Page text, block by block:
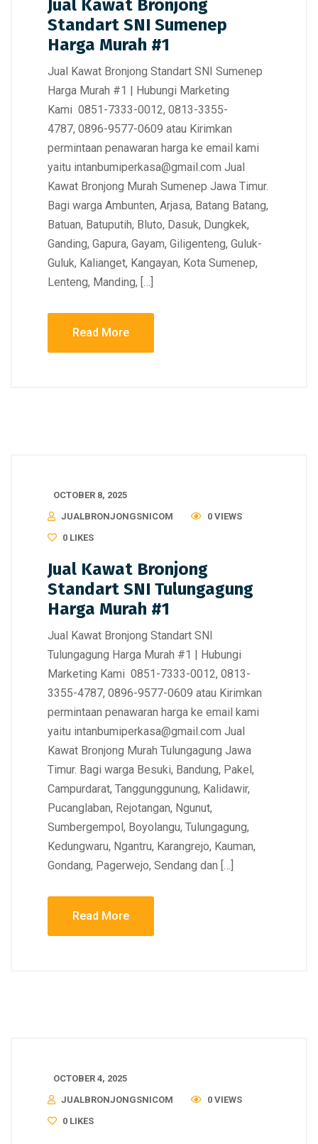
Jual Kawat Bronjong
Standart SNI Sumenep
Harga Murah #1
Jual Kawat Bronjong Standart SNI Sumenep
Harga Murah #1 | Hubungi Marketing
Kami 0851-7333-0012, 0813-3355-
4787, 0896-9577-0609 atau Kirimkan
permintaan penawaran harga ke email kami
yaitu intanbumiperkasa@gmail.com Jual
Kawat Bronjong Murah Sumenep Jawa Timur.
Bagi warga Ambunten, Arjasa, Batang Batang,
Batuan, Batuputih, Bluto, Dasuk, Dungkek,
Ganding, Gapura, Gayam, Giligenteng, Guluk-
Guluk, Kalianget, Kangayan, Kota Sumenep,
Lenteng, Manding, […]
Read More
OCTOBER 8, 2025
JUALBRONJONGSNICOM
0 VIEWS
0 LIKES
Jual Kawat Bronjong
Standart SNI Tulungagung
Harga Murah #1
Jual Kawat Bronjong Standart SNI
Tulungagung Harga Murah #1 | Hubungi
Marketing Kami 0851-7333-0012, 0813-
3355-4787, 0896-9577-0609 atau Kirimkan
permintaan penawaran harga ke email kami
yaitu intanbumiperkasa@gmail.com Jual
Kawat Bronjong Murah Tulungagung Jawa
Timur. Bagi warga Besuki, Bandung, Pakel,
Campurdarat, Tanggunggunung, Kalidawir,
Pucanglaban, Rejotangan, Ngunut,
Sumbergempol, Boyolangu, Tulungagung,
Kedungwaru, Ngantru, Karangrejo, Kauman,
Gondang, Pagerwejo, Sendang dan […]
Read More
OCTOBER 4, 2025
JUALBRONJONGSNICOM
0 VIEWS
0 LIKES